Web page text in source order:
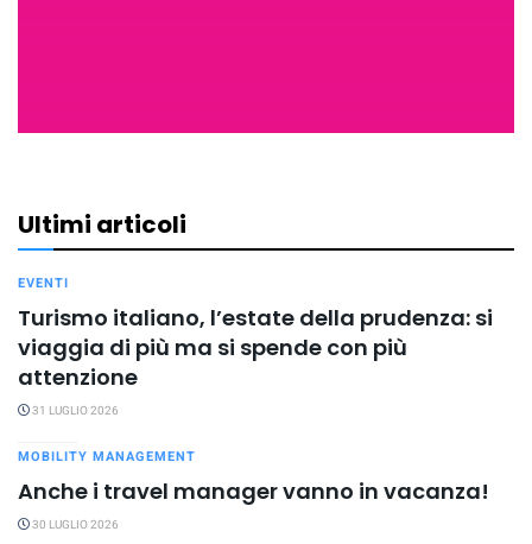
Ultimi articoli
EVENTI
Turismo italiano, l’estate della prudenza: si
viaggia di più ma si spende con più
attenzione
31 LUGLIO 2026
MOBILITY MANAGEMENT
Anche i travel manager vanno in vacanza!
30 LUGLIO 2026